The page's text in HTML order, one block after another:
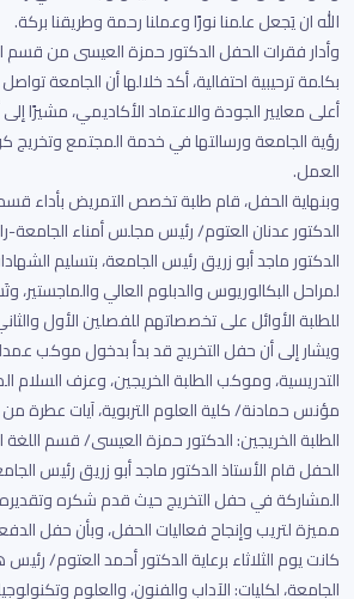
الله ان يَجعل علمنا نورًا وعملنا رحمة وطريقنا بركة.
وأدار فقرات الحفل الدكتور حمزة العيسى من قسم
بكلمة ترحيبية احتفالية، أكد خلالها أن الجامعة
أعلى معايير الجودة والاعتماد الأكاديمي، مشيرًا
رؤية الجامعة ورسالتها في خدمة المجتمع
العمل.
وبنهاية الحفل، قام طلبة تخصص التمريض بأداء
الدكتور عدنان العتوم/ رئيس مجلس أمناء الجامعة-
الدكتور ماجد أبو زريق رئيس الجامعة، بتسليم
لمراحل البكالوريوس والدبلوم العالي والماجستير،
للطلبة الأوائل على تخصصاتهم للفصلين الأول
ويشار إلى أن حفل التخريج قد بدأ بدخول موكب
التدريسية، وموكب الطلبة الخريجين، وعزف السلام
مؤنس حمادنة/ كلية العلوم التربوية، آيات عطرة من
الطلبة الخريجين: الدكتور حمزة العيسى/ قسم اللغة
الحفل قام الأستاذ الدكتور ماجد أبو زريق رئيس
المشاركة في حفل التخريج حيث قدم شكره
مميزة لتريب وإنجاح فعاليات الحفل، وبأن حفل
كانت يوم الثلاثاء برعاية الدكتور أحمد العتوم/
الجامعة، لكليات: الآداب والفنون، والعلوم